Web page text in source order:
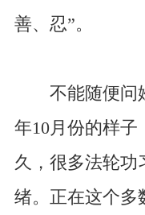
善、忍”。
不能随便问
年10月份的样子
久，很多法轮功
绪。正在这个多